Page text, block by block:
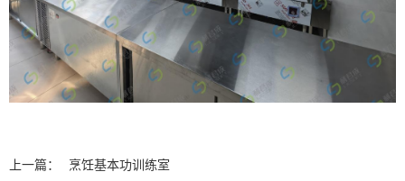
上一篇：
烹饪基本功训练室